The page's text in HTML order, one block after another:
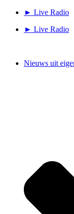
► Live Radio
► Live Radio
Nieuws uit